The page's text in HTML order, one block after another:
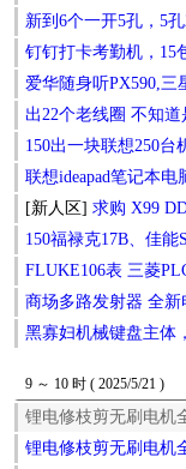
新到6个一开5孔，5
钉钉打卡考勤机，15
爱华随身听PX590,三
出22个老线圈 不知
150出一块联想250台
联想ideapad笔记本电
[新人区] 求购 X99
150福禄克17B、佳
FLUKE106表 三菱
商场多路发射器 全
黑寡妇机械键盘主体
9 ～ 10 时 ( 2025/5/21 )
锂电修枝剪无刷电机
锂电修枝剪无刷电机